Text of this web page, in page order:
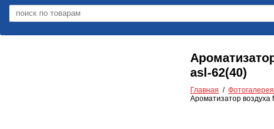
asl-62(40)
Главная
Фотогалерея
Ароматизатор